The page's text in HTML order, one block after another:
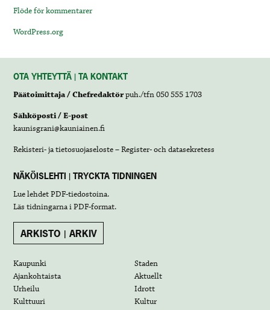
Flöde för kommentarer
WordPress.org
OTA YHTEYTTÄ | TA KONTAKT
Päätoimittaja / Chefredaktörpuh./tfn 050 555 1703
Sähköposti / E-post
kaunisgrani@kauniainen.fi
Rekisteri- ja tietosuojaseloste – Register- och datasekretess
NÄKÖISLEHTI | TRYCKTA TIDNINGEN
Lue lehdetPDF-tiedostoina.
Läs tidningarna iPDF-format.
ARKISTO | ARKIV
Kaupunki
Staden
Ajankohtaista
Aktuellt
Urheilu
Idrott
Kulttuuri
Kultur